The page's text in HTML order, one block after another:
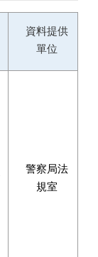
資料提供
單位
警察局法
規室